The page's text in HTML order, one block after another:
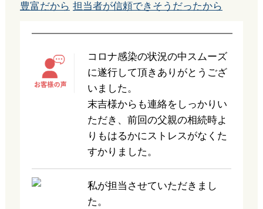
豊富だから 担当者が信頼できそうだったから
コロナ感染の状況の中スムーズ
に遂行して頂きありがとうござ
いました。
末吉様からも連絡をしっかりい
ただき、前回の父親の相続時よ
りもはるかにストレスがなくた
すかりました。
私が担当させていただきまし
た。